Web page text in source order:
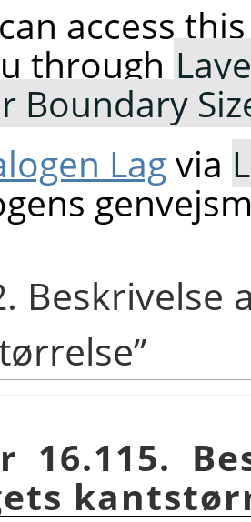
access
through
Boundary
Lagvia
Beskrivelse
”
16.115.